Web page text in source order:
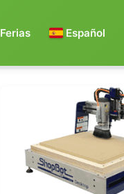
Ferias Español